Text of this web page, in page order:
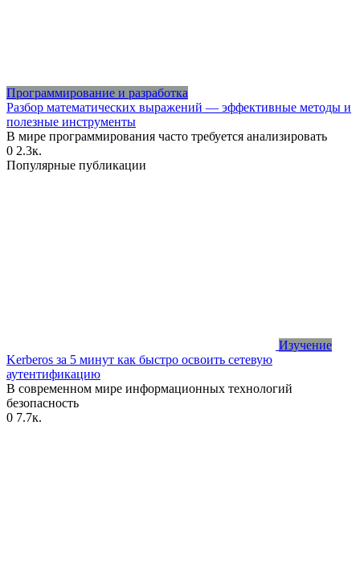
Программирование и разработка
Разбор математических выражений — эффективные методы и
полезные инструменты
В мире программирования часто требуется анализировать
0 2.3к.
Популярные публикации
Изучение
Kerberos за 5 минут как быстро освоить сетевую
аутентификацию
В современном мире информационных технологий
безопасность
0 7.7к.